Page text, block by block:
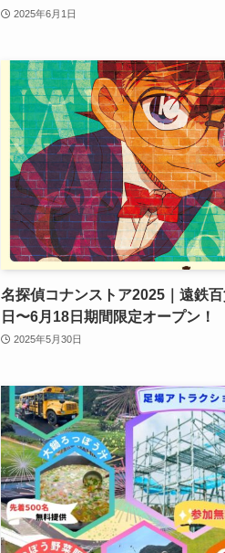
2025年6月1日
名探偵コナンストア2025｜遠鉄
日〜6月18日期間限定オープン！
2025年5月30日